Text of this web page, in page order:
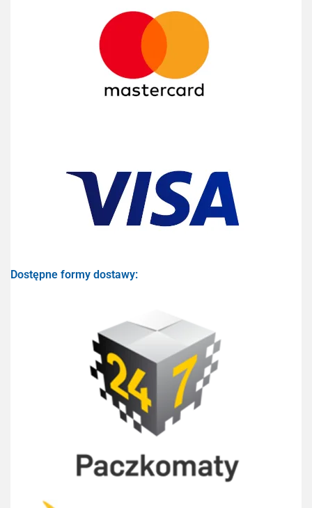
Dostępne formy dostawy: